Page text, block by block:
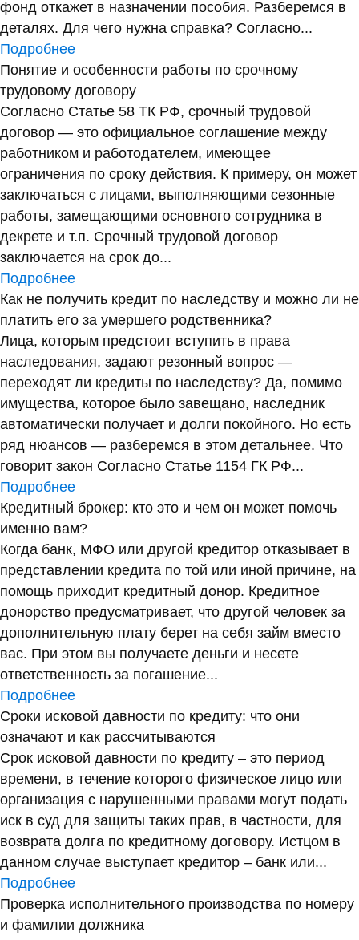
фонд откажет в назначении пособия. Разберемся в
деталях. Для чего нужна справка? Согласно...
Подробнее
Понятие и особенности работы по срочному
трудовому договору
Согласно Статье 58 ТК РФ, срочный трудовой
договор — это официальное соглашение между
работником и работодателем, имеющее
ограничения по сроку действия. К примеру, он может
заключаться с лицами, выполняющими сезонные
работы, замещающими основного сотрудника в
декрете и т.п. Срочный трудовой договор
заключается на срок до...
Подробнее
Как не получить кредит по наследству и можно ли не
платить его за умершего родственника?
Лица, которым предстоит вступить в права
наследования, задают резонный вопрос —
переходят ли кредиты по наследству? Да, помимо
имущества, которое было завещано, наследник
автоматически получает и долги покойного. Но есть
ряд нюансов — разберемся в этом детальнее. Что
говорит закон Согласно Статье 1154 ГК РФ...
Подробнее
Кредитный брокер: кто это и чем он может помочь
именно вам?
Когда банк, МФО или другой кредитор отказывает в
представлении кредита по той или иной причине, на
помощь приходит кредитный донор. Кредитное
донорство предусматривает, что другой человек за
дополнительную плату берет на себя займ вместо
вас. При этом вы получаете деньги и несете
ответственность за погашение...
Подробнее
Сроки исковой давности по кредиту: что они
означают и как рассчитываются
Срок исковой давности по кредиту – это период
времени, в течение которого физическое лицо или
организация с нарушенными правами могут подать
иск в суд для защиты таких прав, в частности, для
возврата долга по кредитному договору. Истцом в
данном случае выступает кредитор – банк или...
Подробнее
Проверка исполнительного производства по номеру
и фамилии должника